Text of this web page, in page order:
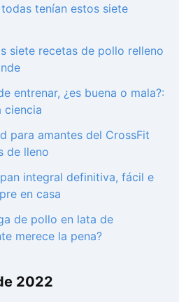
tenían estos siete
siete recetas de pollo relleno
entrenar, ¿es buena o mala?:
ciencia
para amantes del CrossFit
de lleno
integral definitiva, fácil e
en casa
de pollo en lata de
merece la pena?
2022